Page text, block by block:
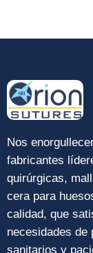
Nos
fabricantes
quirúrgicas,
cera para
calidad, que
necesidades de
sanitarios y